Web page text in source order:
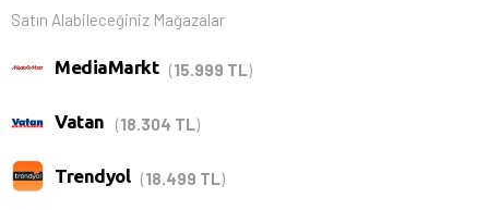
Satın Alabileceğiniz Mağazalar
MediaMarkt (15.999 TL)
Vatan (18.304 TL)
Trendyol (18.499 TL)